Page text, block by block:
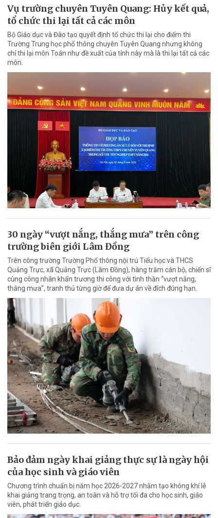
Vụ trường chuyên Tuyên Quang: Hủy kết quả,
tổ chức thi lại tất cả các môn
Bộ Giáo dục và Đào tạo quyết định tổ chức thi lại cho điểm thi
Trường Trung học phổ thông chuyên Tuyên Quang nhưng không
chỉ thi lại môn Toán như đề xuất của tỉnh này mà là thi lại tất cả các
môn.
30 ngày “vượt nắng, thắng mưa” trên công
trường biên giới Lâm Đồng
Trên công trường Trường Phổ thông nội trú Tiểu học và THCS
Quảng Trực, xã Quảng Trực (Lâm Đồng), hàng trăm cán bộ, chiến sĩ
cùng công nhân khẩn trương thi công với tinh thần “vượt nắng,
thắng mưa”, tranh thủ từng giờ để đưa dự án về đích đúng hạn.
Bảo đảm ngày khai giảng thực sự là ngày hội
của học sinh và giáo viên
Chương trình chuẩn bị năm học 2026-2027 nhằm tạo không khí lễ
khai giảng trang trọng, an toàn và hỗ trợ tối đa cho học sinh, giáo
viên, phát triển giáo dục.